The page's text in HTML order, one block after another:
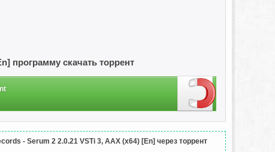
визуализация и перетаскивание для изменения порядка,
и возможностями вывода MIDI.
предварительного просмотра.
программу скачать торрент
- Serum 2 2.0.21 VSTi 3, AAX (x64) [En] через торрент